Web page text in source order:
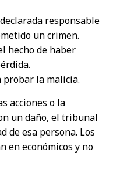
responsable
un crimen.
hecho de haber
probar la malicia.
acciones o la
un daño, el tribunal
de esa persona. Los
en económicos y no